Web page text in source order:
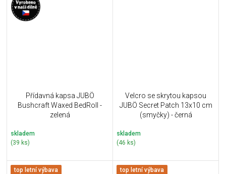
Přídavná kapsa JUBÖ
Bushcraft Waxed BedRoll -
zelená
skladem
(39 ks)
Velcro se skrytou kapsou
JUBÖ Secret Patch 13x10 cm
(smyčky) - černá
skladem
(46 ks)
top letní výbava top letní výbava